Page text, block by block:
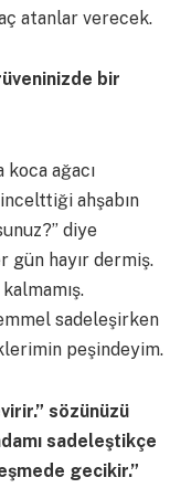
atanlar verecek.
bir
koca ağacı
ahşabın
diye
gün hayır dermiş.
sadeleşirken
peşindeyim.
sözünüzü
sadeleştikçe
gecikir.”